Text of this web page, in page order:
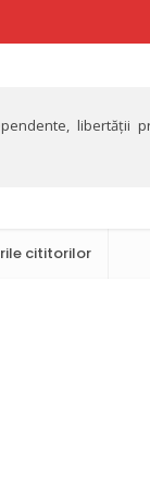
libertății
cititorilor